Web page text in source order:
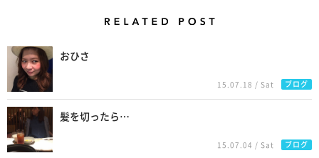
おひさ
15.07.18 / Sat ブログ
髪を切ったら…
15.07.04 / Sat ブログ